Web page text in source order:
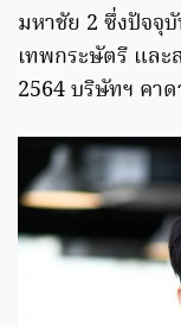
มหาชัย 2 ซึ่งปัจจุ
เทพกระษัตรี และ
2564 บริษัทฯ คา